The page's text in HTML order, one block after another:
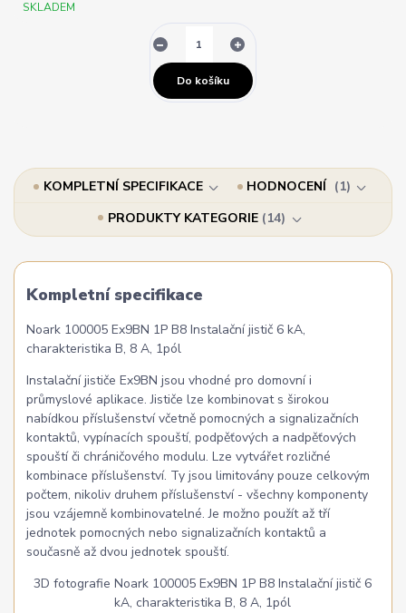
SKLADEM
Do košíku
KOMPLETNÍ SPECIFIKACE HODNOCENÍ
1
PRODUKTY KATEGORIE 14
Kompletní specifikace
Noark 100005 Ex9BN 1P B8 Instalační jistič 6 kA,
charakteristika B, 8 A, 1pól
Instalační jističe Ex9BN jsou vhodné pro domovní i
průmyslové aplikace. Jističe lze kombinovat s širokou
nabídkou příslušenství včetně pomocných a signalizačních
kontaktů, vypínacích spouští, podpěťových a nadpěťových
spouští či chráničového modulu. Lze vytvářet rozličné
kombinace příslušenství. Ty jsou limitovány pouze celkovým
počtem, nikoliv druhem příslušenství - všechny komponenty
jsou vzájemně kombinovatelné. Je možno použít až tří
jednotek pomocných nebo signalizačních kontaktů a
současně až dvou jednotek spouští.
3D fotografie Noark 100005 Ex9BN 1P B8 Instalační jistič 6
kA, charakteristika B, 8 A, 1pól